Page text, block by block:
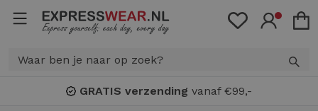
GRATIS verzending vanaf €99,-